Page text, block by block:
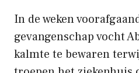
In de weken
gevangenschap vocht
kalmte te bewaren